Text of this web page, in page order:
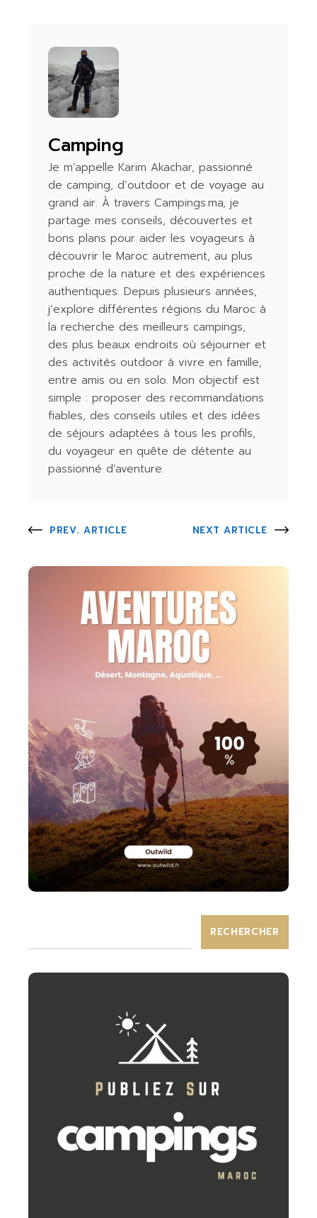
Camping
Je m’appelle Karim Akachar, passionné
de camping, d’outdoor et de voyage au
grand air. À travers Campings.ma, je
partage mes conseils, découvertes et
bons plans pour aider les voyageurs à
découvrir le Maroc autrement, au plus
proche de la nature et des expériences
authentiques. Depuis plusieurs années,
j’explore différentes régions du Maroc à
la recherche des meilleurs campings,
des plus beaux endroits où séjourner et
des activités outdoor à vivre en famille,
entre amis ou en solo. Mon objectif est
simple : proposer des recommandations
fiables, des conseils utiles et des idées
de séjours adaptées à tous les profils,
du voyageur en quête de détente au
passionné d’aventure.
PREV. ARTICLE NEXT ARTICLE
RECHERCHER